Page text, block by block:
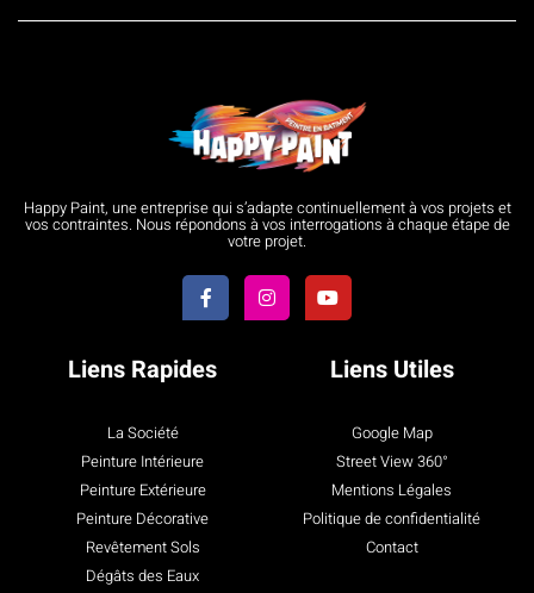
Happy Paint, une entreprise qui s’adapte continuellement à vos projets et
vos contraintes. Nous répondons à vos interrogations à chaque étape de
votre projet.
Liens Rapides
La Société
Peinture Intérieure
Peinture Extérieure
Peinture Décorative
Revêtement Sols
Dégâts des Eaux
Liens Utiles
Google Map
Street View 360°
Mentions Légales
Politique de confidentialité
Contact